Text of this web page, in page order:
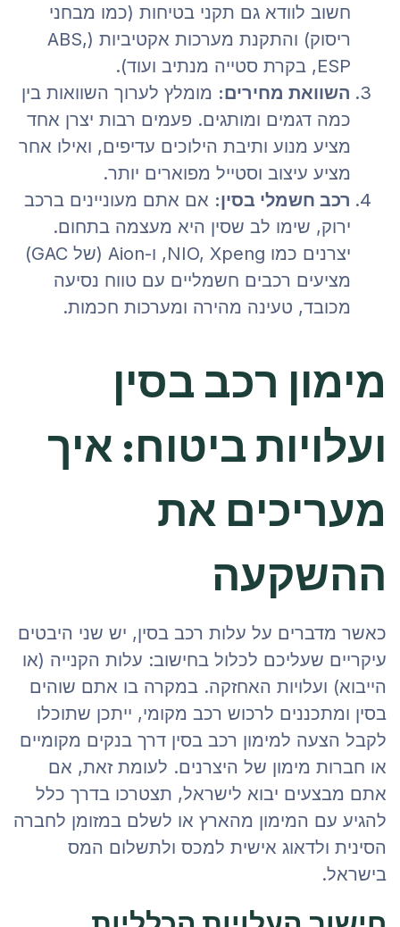
חשוב לוודא גם תקני בטיחות (כמו מבחני
ריסוק) והתקנת מערכות אקטיביות (ABS,
ESP, בקרת סטייה מנתיב ועוד).
השוואת מחירים:מומלץ לערוך השוואות בין
כמה דגמים ומותגים. פעמים רבות יצרן אחד
מציע מנוע ותיבת הילוכים עדיפים, ואילו אחר
מציע עיצוב וסטייל מפוארים יותר.
רכב חשמלי בסין:אם אתם מעוניינים ברכב
ירוק, שימו לב שסין היא מעצמה בתחום.
יצרנים כמו NIO, Xpeng, ו-Aion (של GAC)
מציעים רכבים חשמליים עם טווח נסיעה
מכובד, טעינה מהירה ומערכות חכמות.
מימון רכב בסין
ועלויות ביטוח: איך
מעריכים את
ההשקעה
כאשר מדברים על עלות רכב בסין, יש שני היבטים
עיקריים שעליכם לכלול בחישוב: עלות הקנייה (או
הייבוא) ועלויות האחזקה. במקרה בו אתם שוהים
בסין ומתכננים לרכוש רכב מקומי, ייתכן שתוכלו
לקבל הצעה למימון רכב בסין דרך בנקים מקומיים
או חברות מימון של היצרנים. לעומת זאת, אם
אתם מבצעים יבוא לישראל, תצטרכו בדרך כלל
להגיע עם המימון מהארץ או לשלם במזומן לחברה
הסינית ולדאוג אישית למכס ולתשלום המס
בישראל.